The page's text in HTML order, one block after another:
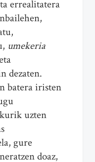
errealitatera
umekeria
dezaten.
batera iristen
uzten
gure
doaz,